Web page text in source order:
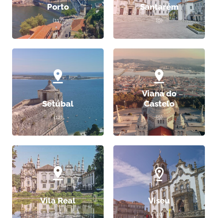
Porto
(117)
Santarém
(9)
Setúbal
(12)
Viana do
Castelo
(9)
Vila Real
(5)
Viseu
(10)